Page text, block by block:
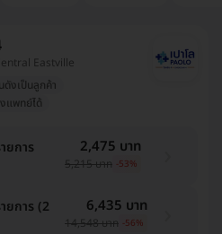
Eastville
ดังเป็นลูกค้า
แพทย์ได้
ยการ
2,475 บาท
5,215 บาท -53%
ยการ (2
6,435 บาท
14,548 บาท -56%